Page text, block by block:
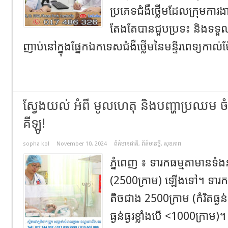
ប្រភេទជំងឺថ្លើមដែលក្រុមការ
តែងតែបានជួបប្រទះ និងទ
ញាប់នៅក្នុងផ្នែកឯកទេសជំងឺថ្លើមនៃមន្ទីរពេទ្យកា
ស្វែងយល់ អំពី មូលហេតុ និងបញ្ហាប្រឈម ចំ
គីឡូ!
sopha kol November 10, 2024 ព័ត៌មានជាតិ, ព័ត៌មានថ្មី, សុខភាព
ភ្នំពេញ ៖ ទារកធម្មតាមាន
(2500ក្រាម) ឡើងទៅ។ ទ
តិចជាង 2500ក្រាម (កំរិតធ្ង
ធ្ងន់ធ្ងរខ្លាំងបើ <1000ក្រា